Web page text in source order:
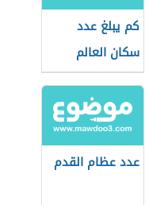
كم يبلغ عدد
سكان العالم
عدد عظام القدم